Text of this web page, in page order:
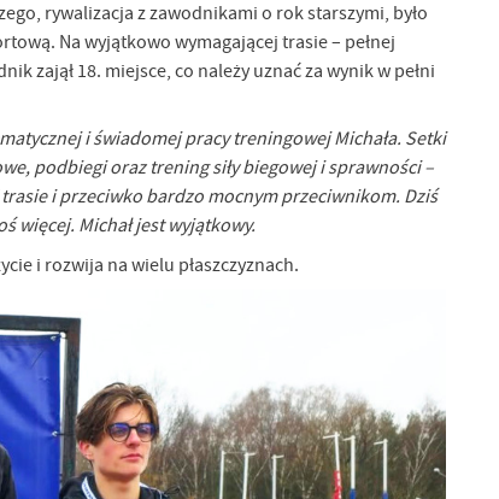
rywalizacja z zawodnikami o rok starszymi, było
Na wyjątkowo wymagającej trasie – pełnej
zajął 18. miejsce, co należy uznać za wynik w pełni
i świadomej pracy treningowej Michała. Setki
podbiegi oraz trening siły biegowej i sprawności –
i przeciwko bardzo mocnym przeciwnikom. Dziś
więcej. Michał jest wyjątkowy.
i rozwija na wielu płaszczyznach.